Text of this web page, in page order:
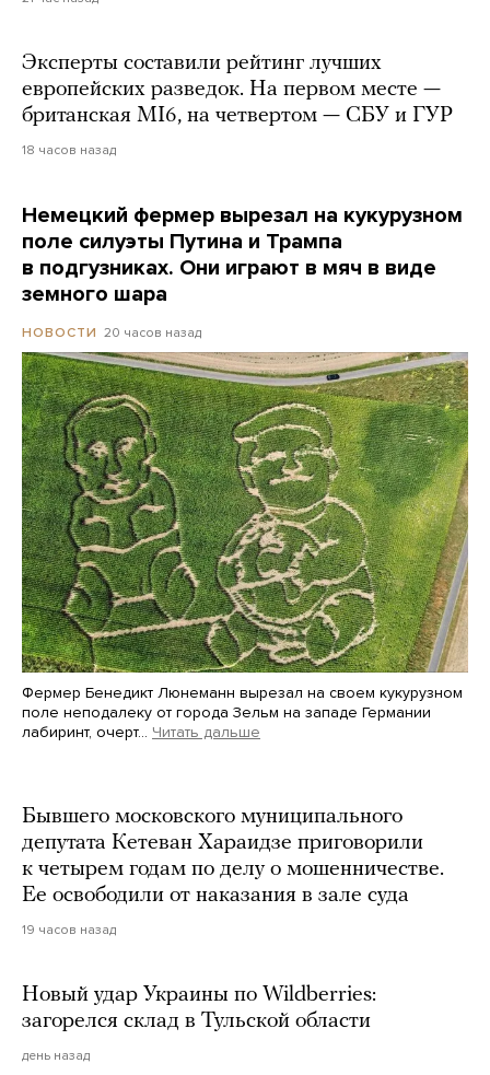
Эксперты составили рейтинг лучших
европейских разведок. На первом месте —
британская MI6, на четвертом — СБУ и ГУР
18 часов назад
Немецкий фермер вырезал на кукурузном
поле силуэты Путина и Трампа
в подгузниках. Они играют в мяч в виде
земного шара
НОВОСТИ 20 часов назад
Фермер Бенедикт Люнеманн вырезал на своем кукурузном
поле неподалеку от города Зельм на западе Германии
лабиринт, очерт… Читать дальше
Бывшего московского муниципального
депутата Кетеван Хараидзе приговорили
к четырем годам по делу о мошенничестве.
Ее освободили от наказания в зале суда
19 часов назад
Новый удар Украины по Wildberries:
загорелся склад в Тульской области
день назад